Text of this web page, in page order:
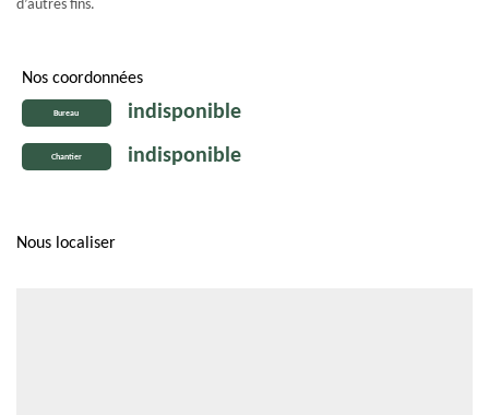
d’autres fins.
Nos coordonnées
Bureau indisponible
Chantier indisponible
Nous localiser